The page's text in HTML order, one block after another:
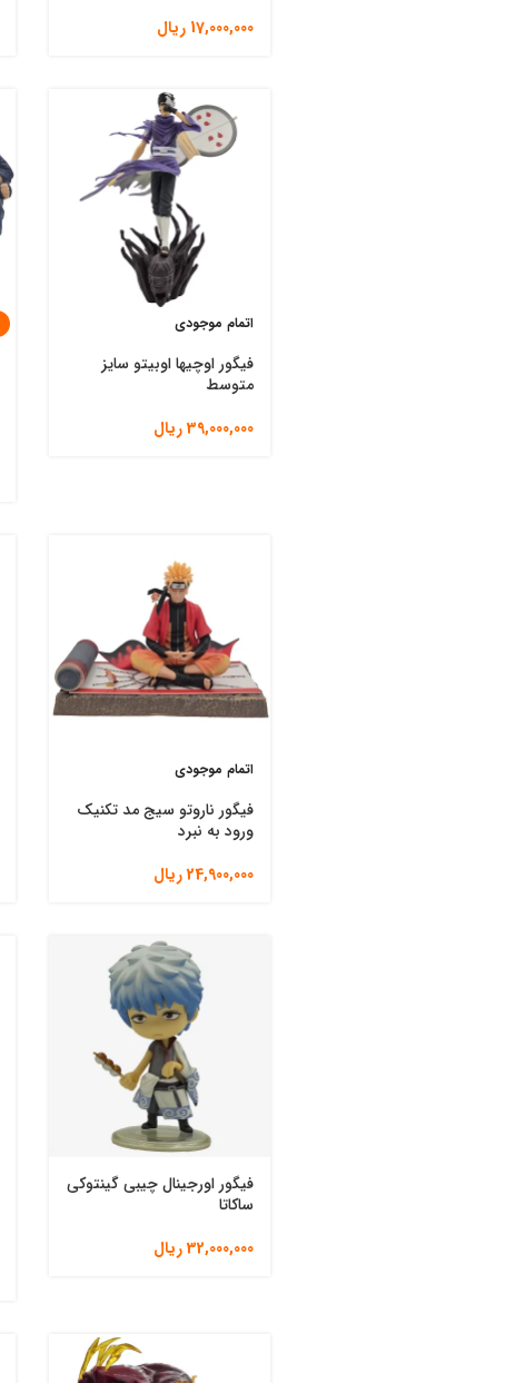
17,000,000 ریال
اتمام موجودی
فیگور اوچیها اوبیتو سایز
متوسط
39,000,000ریال
اتمام موجودی
فیگور ناروتو سیج مد تکنیک
ورود به نبرد
24,900,000ریال
فیگور اورجینال چیبی گینتوکی
ساکاتا
32,000,000ریال